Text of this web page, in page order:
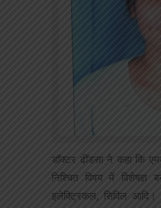
डॉक्टर ढींडसा ने कहा कि
निश्चित विषय में
इलेक्ट्रिकल, सिविल